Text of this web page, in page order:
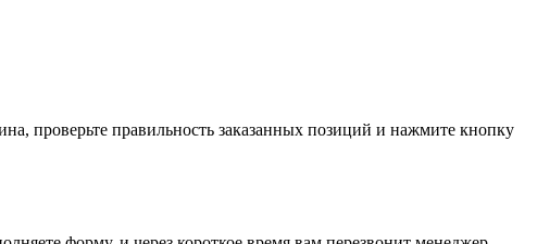
проверьте правильность заказанных позиций и нажмите кнопку